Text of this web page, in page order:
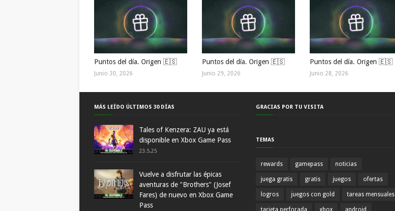
Puntos del día. Origen 🇪🇸
Junio 30, 2026
Puntos del día. Origen 🇪🇸
Junio 29, 2026
Puntos del día. Origen 🇪🇸
Junio 28, 2026
MÁS LEÍDO ÚLTIMOS 30 DÍAS
Tales of Kenzera: ZAU ya está
disponible en Xbox Game Pass
23.5.25
Vuelve a disfrutar las épicas
aventuras de "Brothers" (Josef
Fares) de nuevo en Xbox Game
Pass
GRACIAS POR TU VISITA
TEMAS
rewards gamepass noticias
juega gratis gratis juegos ofertas
logros juegos con gold tareas mensuales